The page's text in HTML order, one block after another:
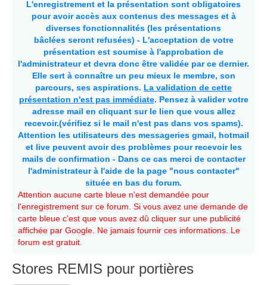
L'enregistrement et la présentation sont obligatoires
pour avoir accès aux contenus des messages et à
diverses fonctionnalités (les présentations
bâclées seront refusées) - L'acceptation de votre
présentation est soumise à l'approbation de
l'administrateur et devra donc être validée par ce dernier.
Elle sert à connaître un peu mieux le membre, son
parcours, ses aspirations. La validation de cette
présentation n'est pas immédiate. Pensez à valider votre
adresse mail en cliquant sur le lien que vous allez
recevoir.(vérifiez si le mail n'est pas dans vos spams).
Attention les utilisateurs des messageries gmail, hotmail
et live peuvent avoir des problèmes pour recevoir les
mails de confirmation - Dans ce cas merci de contacter
l'administrateur à l'aide de la page "nous contacter"
située en bas du forum.
Attention aucune carte bleue n'est demandée pour
l'enregistrement sur ce forum. Si vous avez une demande de
carte bleue c'est que vous avez dû cliquer sur une publicité
affichée par Google. Ne jamais fournir ces informations. Le
forum est gratuit.
Stores REMIS pour portières